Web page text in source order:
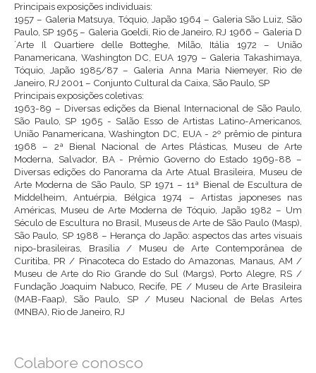
Principais exposições individuais:
1957 – Galeria Matsuya, Tóquio, Japão 1964 – Galeria São Luiz, São
Paulo, SP 1965 – Galeria Goeldi, Rio de Janeiro, RJ 1966 – Galeria D
´Arte Il Quartiere delle Botteghe, Milão, Itália 1972 – União
Panamericana, Washington DC, EUA 1979 – Galeria Takashimaya,
Tóquio, Japão 1985/87 – Galeria Anna Maria Niemeyer, Rio de
Janeiro, RJ 2001 – Conjunto Cultural da Caixa, São Paulo, SP
Principais exposições coletivas:
1963-89 – Diversas edições da Bienal Internacional de São Paulo,
São Paulo, SP 1965 - Salão Esso de Artistas Latino-Americanos,
União Panamericana, Washington DC, EUA - 2º prêmio de pintura
1968 – 2ª Bienal Nacional de Artes Plásticas, Museu de Arte
Moderna, Salvador, BA - Prêmio Governo do Estado 1969-88 –
Diversas edições do Panorama da Arte Atual Brasileira, Museu de
Arte Moderna de São Paulo, SP 1971 – 11ª Bienal de Escultura de
Middelheim, Antuérpia, Bélgica 1974 – Artistas japoneses nas
Américas, Museu de Arte Moderna de Tóquio, Japão 1982 – Um
Século de Escultura no Brasil, Museus de Arte de São Paulo (Masp),
São Paulo, SP 1988 – Herança do Japão: aspectos das artes visuais
nipo-brasileiras, Brasília / Museu de Arte Contemporânea de
Curitiba, PR / Pinacoteca do Estado do Amazonas, Manaus, AM /
Museu de Arte do Rio Grande do Sul (Margs), Porto Alegre, RS /
Fundação Joaquim Nabuco, Recife, PE / Museu de Arte Brasileira
(MAB-Faap), São Paulo, SP / Museu Nacional de Belas Artes
(MNBA), Rio de Janeiro, RJ
Colabore conosco